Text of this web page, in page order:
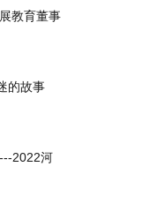
教育董事
的故事
2022河